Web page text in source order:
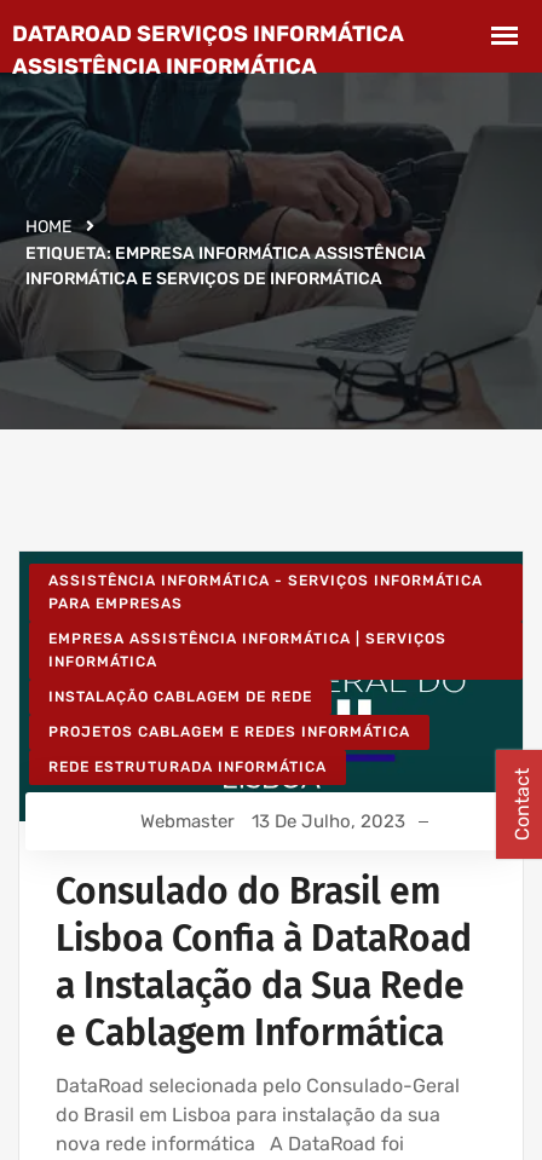
HOME
ETIQUETA:EMPRESA INFORMÁTICA ASSISTÊNCIA
INFORMÁTICA E SERVIÇOS DE INFORMÁTICA
ASSISTÊNCIA INFORMÁTICA - SERVIÇOS INFORMÁTICA
PARA EMPRESAS
EMPRESA ASSISTÊNCIA INFORMÁTICA | SERVIÇOS
INFORMÁTICA
INSTALAÇÃO CABLAGEM DE REDE
PROJETOS CABLAGEM E REDES INFORMÁTICA
REDE ESTRUTURADA INFORMÁTICA
Webmaster 13 De Julho, 2023
Consulado do Brasil em
Lisboa Confia à DataRoad
a Instalação da Sua Rede
e Cablagem Informática
DataRoad selecionada pelo Consulado-Geral
do Brasil em Lisboa para instalação da sua
nova rede informática A DataRoad foi
Contact